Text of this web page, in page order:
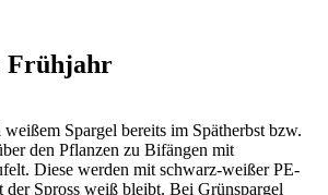
Frühjahr
Spargel bereits im Spätherbst bzw.
den Pflanzen zu Bifängen mit
Diese werden mit schwarz-weißer PE-
der Spross weiß bleibt. Bei Grünspargel